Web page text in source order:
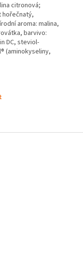
citronová;
hořečnatý,
aroma: malina,
barvivo:
DC, steviol-
(aminokyseliny,